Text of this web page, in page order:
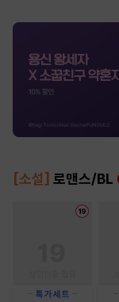
[소설] 로맨스/BL